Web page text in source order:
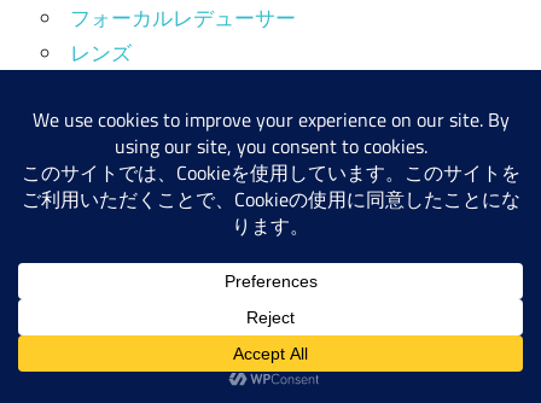
フォーカルレデューサー
レンズ
中望遠レンズ（65～129mm）
写ルンです(QuickSnap)
単玉
変形Tessar
岡谷光学
広角レンズ（～37mm）